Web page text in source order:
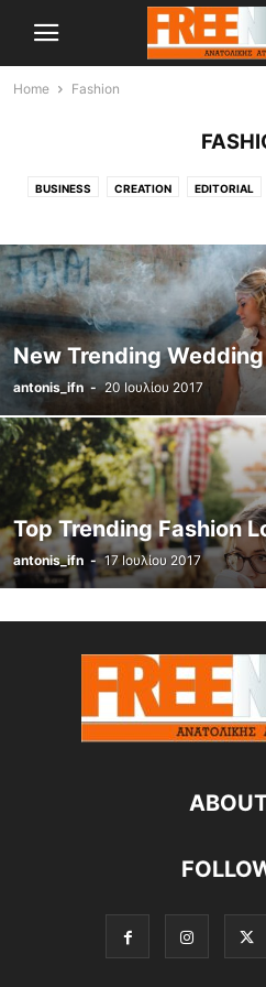
Home Fashion
BUSINESS CREATION EDITORIAL
MOBILE PHONES MUSIC
SPORT TECH TECHNOLOGY
ΑΘΛΗΤΙΚΆ ΔΉΜΟΣ ΔΙΟΝΎΣΟΥ
ΚΟΙΝΩΝΙΚΆ ΚΟΣΜΟΣ
ΧΩΡΊΣ
New Trending
antonis_ifn - 20 Ιουλίου 2017
Top Trending Fashion
antonis_ifn - 17 Ιουλίου 2017